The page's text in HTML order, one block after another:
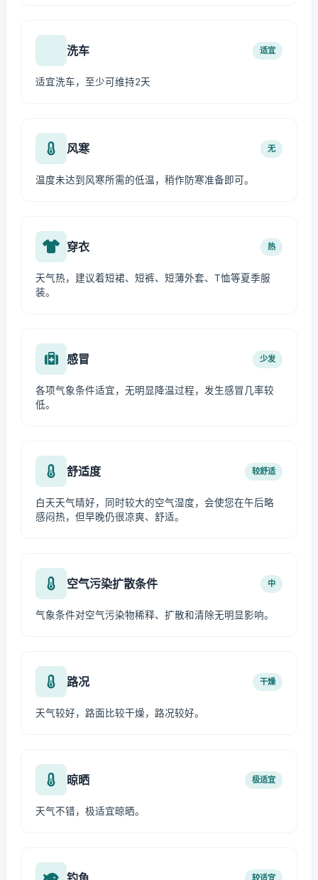
洗车 适宜
适宜洗车，至少可维持2天
风寒 无
温度未达到风寒所需的低温，稍作防寒准备即可。
穿衣 热
天气热，建议着短裙、短裤、短薄外套、T恤等夏季服
装。
感冒 少发
各项气象条件适宜，无明显降温过程，发生感冒几率较
低。
舒适度 较舒适
白天天气晴好，同时较大的空气湿度，会使您在午后略
感闷热，但早晚仍很凉爽、舒适。
空气污染扩散条件 中
气象条件对空气污染物稀释、扩散和清除无明显影响。
路况 干燥
天气较好，路面比较干燥，路况较好。
晾晒 极适宜
天气不错，极适宜晾晒。
较适宜